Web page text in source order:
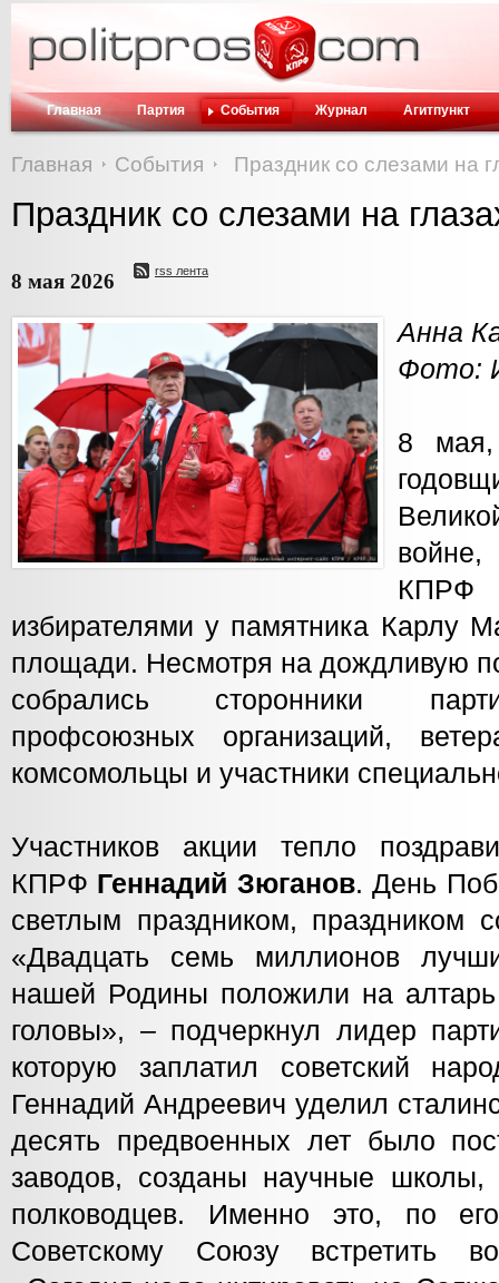
Главная Партия События Журнал Агитпункт
Главная События Праздник со слезами на
Праздник со слезами на
8 мая 2026 rss лента
Анна
Фото:
8 мая,
КПРФ
избирателями у памятника Карлу
площади. Несмотря на дождливую
собрались сторонники
профсоюзных организаций,
комсомольцы и участники
Участников акции тепло
КПРФ Геннадий Зюганов. День
светлым праздником, праздником
«Двадцать семь миллионов
нашей Родины положили на
головы», – подчеркнул лидер
которую заплатил советский
Геннадий Андреевич уделил
десять предвоенных лет было
заводов, созданы научные школы,
полководцев. Именно это, по
Советскому Союзу встретить